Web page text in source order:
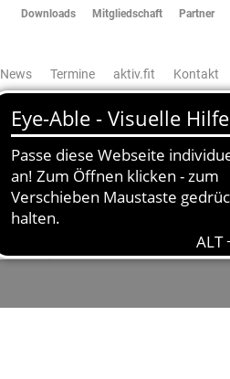
Downloads Mitgliedschaft Partner
News Termine aktiv.fit Kontakt